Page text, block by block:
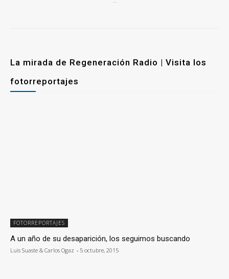
La mirada de Regeneración Radio | Visita los
fotorreportajes
FOTORREPORTAJES
A un año de su desaparición, los seguimos buscando
Luis Suaste & Carlos Ogaz - 5 octubre, 2015